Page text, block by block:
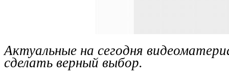
Актуальные на сегодня
сделать верный выбор.